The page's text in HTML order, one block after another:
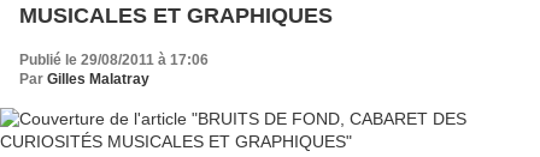
MUSICALES ET GRAPHIQUES
Publié le 29/08/2011 à 17:06
Par Gilles Malatray